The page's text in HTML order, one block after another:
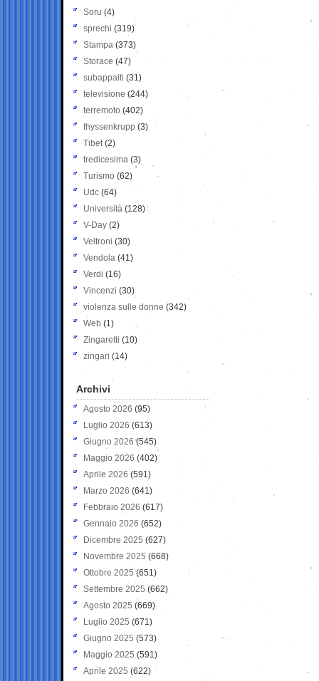
Soru (4)
sprechi (319)
Stampa (373)
Storace (47)
subappalti (31)
televisione(244)
terremoto (402)
thyssenkrupp (3)
Tibet(2)
tredicesima (3)
Turismo (62)
Udc (64)
Università (128)
V-Day (2)
Veltroni (30)
Vendola (41)
Verdi (16)
Vincenzi (30)
violenza sulle donne (342)
Web (1)
Zingaretti (10)
zingari (14)
Archivi
Agosto 2026 (95)
Luglio 2026 (613)
Giugno 2026 (545)
Maggio 2026 (402)
Aprile 2026 (591)
Marzo 2026 (641)
Febbraio 2026 (617)
Gennaio 2026 (652)
Dicembre 2025 (627)
Novembre 2025 (668)
Ottobre 2025 (651)
Settembre 2025 (662)
Agosto 2025 (669)
Luglio 2025 (671)
Giugno 2025 (573)
Maggio 2025 (591)
Aprile 2025 (622)